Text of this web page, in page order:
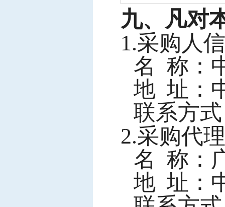
九、凡对
1.采购人
名 称：
地 址：
联系方
2.采购代
名 称：
地 址：